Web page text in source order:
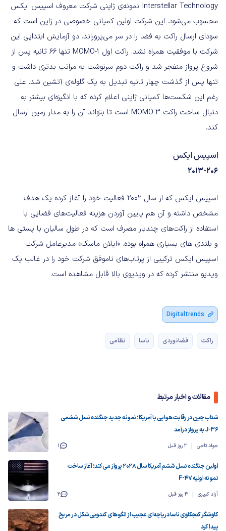
Interstellar Technology نمونه‌ی ژاپنی شرکت معروف اسپیس ایکس
محسوب می‌شود. این شرکت اولین کمپانی خصوصی در ژاپن است که
سودای ارسال راکت به فضا را در سر می‌پروراند. دو آزمایش ابتدایی این
شرکت با موفقیت همراه نشد. راکت اول MOMO-1 تنها ۶۶ ثانیه پس از
شروع پرواز منفجر شد و راکت دوم سرنوشت به مراتب بدتری داشت و
تنها پس از گذشت چهار ثانیه تبدیل به یک گلوله‌ی آتشین شد. علی
رغم این شکست‌ها کمپانی ژاپنی اعلام کرده که با انگیزه‌ای بیشتر به
دنبال ساخت راکت MOMO-3 است تا بتواند آن را به مدار زمین ارسال
کند.
اسپیس ایکس
۲۰۱۳-۲۰۶
اسپیس ایکس که از سال ۲۰۰۲ فعالیت خود را آغاز کرده یک هدف
مشخص داشته و آن هم پایین آوردن هزینه فعالیت‌های فضایی با
استفاده از راکت‌های چندبار مصرف است که در طول سالیان با پستی ها
و بلندی های بسیاری همراه بوده. «ایلان ماسک» مدیرعامل شرکت
اسپیس ایکس ترکیبی از پرتاب‌های ناموفق شرکت خود را در غالب یک
ویدیو منتشر کرده که در ویدیوی بالا قابل مشاهده است.
Digitaltrends
راکت فضانوردی ناسا نظامی
مقالات و اخبار مرتبط
شتاب چین در رقابت هوایی با آمریکا؛ نمونه جدید جنگنده نسل ششمی
J-36 به پرواز درآمد
جواد تاجی 2 روز قبل 1
اولین جنگنده نسل ششم آمریکا سال ۲۰۲۸ پرواز می‌کند؛ آغاز ساخت
نمونه اولیه F-47
آزاد کبیری 4 روز قبل 2
کاوشگر کنجکاوی ناسا دریاچه‌ای عجیب از الگوهای کندویی‌شکل در مریخ
پیدا کرد